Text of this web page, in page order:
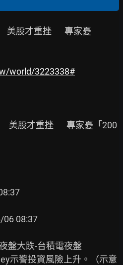
美股才重挫　  專家憂
world/3223338#
美股才重挫　  專家憂「200
06 08:37
盤大跌-台積電夜盤
示警投資風險上升。（示意